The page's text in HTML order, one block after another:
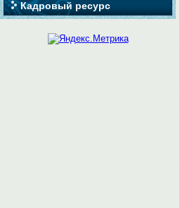
Кадровый ресурс